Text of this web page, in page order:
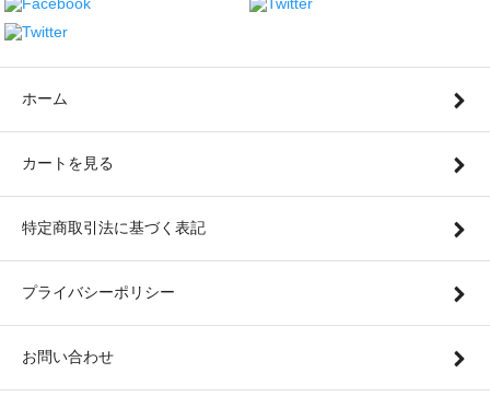
ホーム
カートを見る
特定商取引法に基づく表記
プライバシーポリシー
お問い合わせ